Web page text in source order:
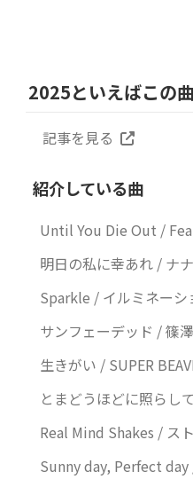
2025といえばこ
記事を見る
紹介している曲
Until You Die Out /
明日の私に幸あれ / ナ
Sparkle / イルミネー
サンフェーデッド / 篠
生きがい / SUPER
とまどうほどに照らし
Real Mind Shakes / ス
Sunny day, Perfect day